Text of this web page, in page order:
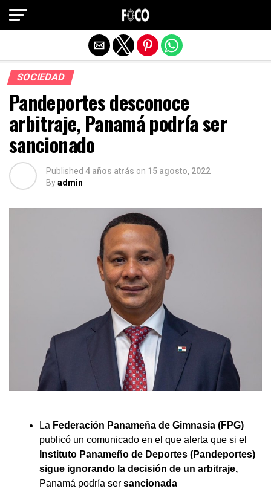
SOCIEDAD
Pandeportes desconoce
arbitraje, Panamá podría ser
sancionado
Published 4 años atrás on 15 agosto, 2022
Byadmin
La Federación Panameña de Gimnasia (FPG)
publicó un comunicado en el que alerta que si el
Instituto Panameño de Deportes (Pandeportes)
sigue ignorando la decisión de un arbitraje,
Panamá podría ser sancionada
Salir de la versión móvil